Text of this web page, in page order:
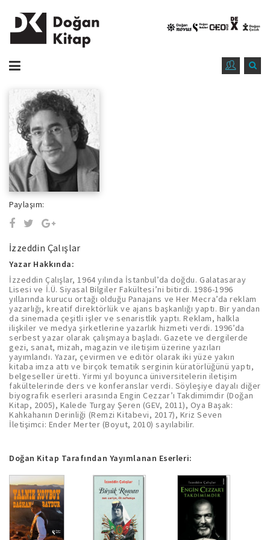
Paylaşım:
İzzeddin Çalışlar
Yazar Hakkında:
İzzeddin Çalışlar, 1964 yılında İstanbul’da doğdu. Galatasaray
Lisesi ve İ.Ü. Siyasal Bilgiler Fakültesi’ni bitirdi. 1986-1996
yıllarında kurucu ortağı olduğu Panajans ve Her Mecra’da reklam
yazarlığı, kreatif direktörlük ve ajans başkanlığı yaptı. Bir yandan
da sinemada çeşitli işler ve senaristlik yaptı. Reklam, halkla
ilişkiler ve medya şirketlerine yazarlık hizmeti verdi. 1996’da
serbest yazar olarak çalışmaya başladı. Gazete ve dergilerde
gezi, sanat, mizah, magazin ve iletişim üzerine yazıları
yayımlandı. Yazar, çevirmen ve editör olarak iki yüze yakın
kitaba imza attı ve birçok tematik serginin küratörlüğünü yaptı,
belgeseller üretti. Yirmi yıl boyunca üniversitelerin iletişim
fakültelerinde ders ve konferanslar verdi. Söyleşiye dayalı diğer
biyografik eserleri arasında Engin Cezzar’ı Takdimimdir (Doğan
Kitap, 2005), Kalede Turgay Şeren (GEV, 2011), Oya Başak:
Kahkahanın Derinliği (Remzi Kitabevi, 2017), Kriz Seven
İletişimci: Ender Merter (Boyut, 2010) sayılabilir.
Doğan Kitap Tarafından Yayımlanan Eserleri: